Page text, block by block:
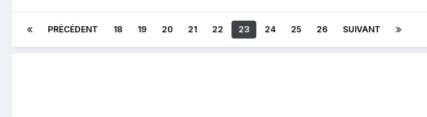
PRÉCÉDENT 18 19 20 21 22 23 24 25 26 SUIVANT